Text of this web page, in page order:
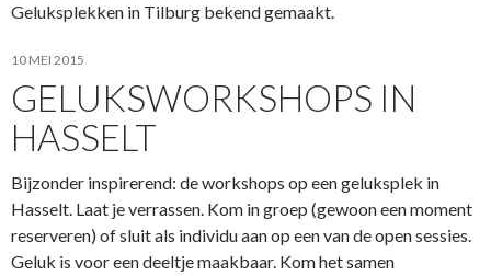
Geluksplekken in Tilburg bekend gemaakt.
10 MEI 2015
GELUKSWORKSHOPS IN
HASSELT
Bijzonder inspirerend: de workshops op een geluksplek in
Hasselt. Laat je verrassen. Kom in groep (gewoon een moment
reserveren) of sluit als individu aan op een van de open sessies.
Geluk is voor een deeltje maakbaar. Kom het samen